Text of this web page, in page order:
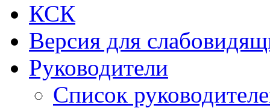
КСК
Версия для
Руководители
Список